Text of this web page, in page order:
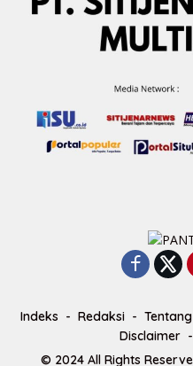
Indeks Redaksi
Disclaimer
© 2024 All Rights